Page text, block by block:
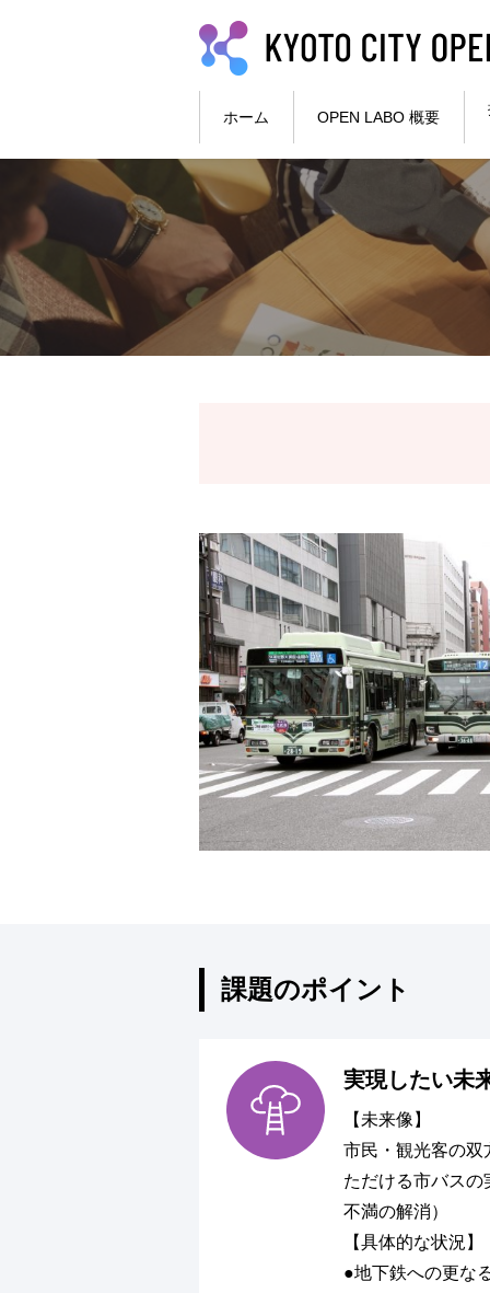
本文へ
ホーム OPEN LABO 概要
ここから本文です。
課題のポイント
実現したい未
【未来像】
市民・観光客の双
ただける市バス
不満の解消）
【具体的な状況】
●地下鉄への更な